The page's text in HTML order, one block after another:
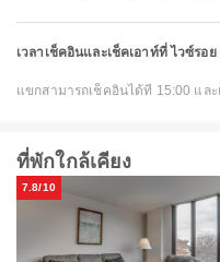
เวลาเช็คอินและเช็คเอาท์ที่ ไวซ์รอ
แขกสามารถเช็คอินได้ที่ 15:00 แล
ที่พักใกล้เคียง
7.8/10